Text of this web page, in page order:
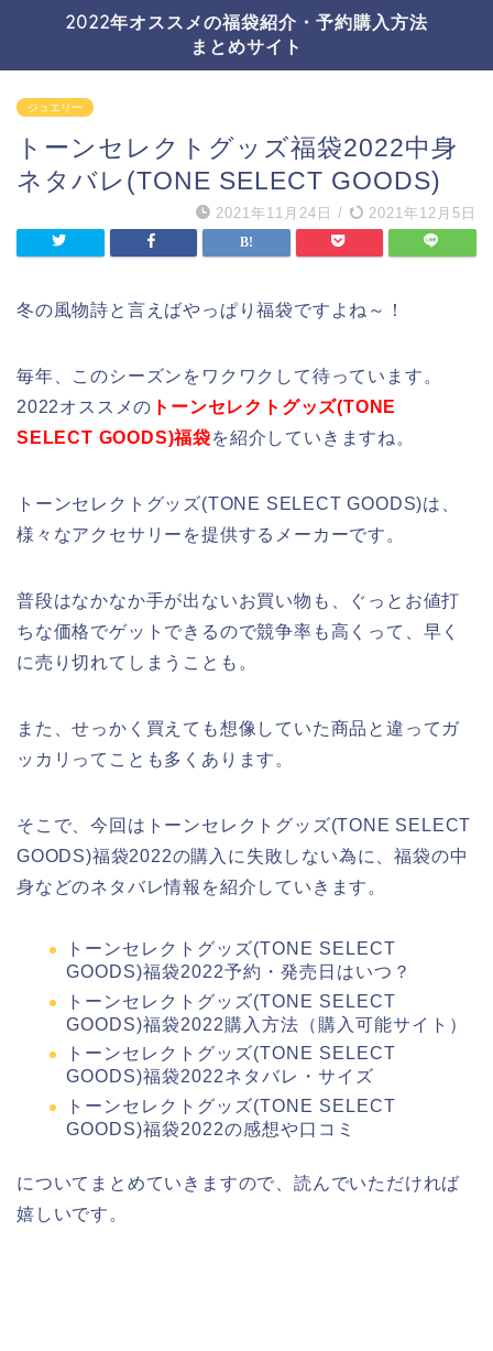
2022年オススメの福袋紹介・予約購入方法
まとめサイト
ジュエリー
トーンセレクトグッズ福袋2022中身
ネタバレ(TONE SELECT GOODS)
2021年11月24日 / 2021年12月5日
冬の風物詩と言えばやっぱり福袋ですよね～！
毎年、このシーズンをワクワクして待っています。
2022オススメの トーンセレクトグッズ(TONE
SELECT GOODS)福袋を紹介していきますね。
トーンセレクトグッズ(TONE SELECT GOODS)は、
様々なアクセサリーを提供するメーカーです。
普段はなかなか手が出ないお買い物も、ぐっとお値打
ちな価格でゲットできるので競争率も高くって、早く
に売り切れてしまうことも。
また、せっかく買えても想像していた商品と違ってガ
ッカリってことも多くあります。
そこで、今回はトーンセレクトグッズ(TONE SELECT
GOODS)福袋2022の購入に失敗しない為に、福袋の中
身などのネタバレ情報を紹介していきます。
トーンセレクトグッズ(TONE SELECT
GOODS)福袋2022予約・発売日はいつ？
トーンセレクトグッズ(TONE SELECT
GOODS)福袋2022購入方法（購入可能サイト）
トーンセレクトグッズ(TONE SELECT
GOODS)福袋2022ネタバレ・サイズ
トーンセレクトグッズ(TONE SELECT
GOODS)福袋2022の感想や口コミ
についてまとめていきますので、読んでいただければ
嬉しいです。